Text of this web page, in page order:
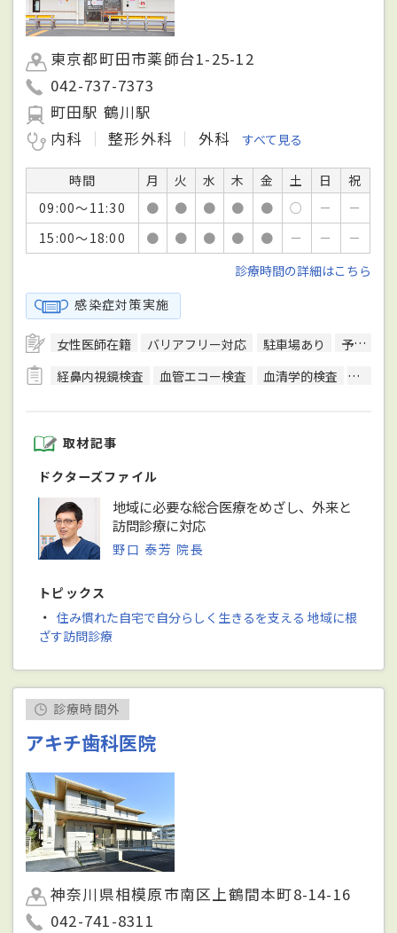
東京都町田市薬師台1-25-12
042-737-7373
町田駅 鶴川駅
内科
整形外科 外科 すべて見る
時間 月 火 水 木 金 土 日
祝
09:00～11:30
● ● ● ● ● ○ －
－
15:00～18:00
● ● ● ● ● － －
－
診療時間の詳細はこちら
感染症対策実施
女性医師在籍 バリアフリー対応 駐車場あり 予約可
経鼻内視鏡検査
血管エコー検査 血清学的検査 呼吸機
取材記事
ドクターズファイル
地域に必要な総合医療をめざし、外来と
訪問診療に対応
野口 泰芳 院長
トピックス
・ 住み慣れた自宅で自分らしく生きるを支える 地域に根
ざす訪問診療
診療時間外
アキチ歯科医院
神奈川県相模原市南区上鶴間本町8-14-16
042-741-8311